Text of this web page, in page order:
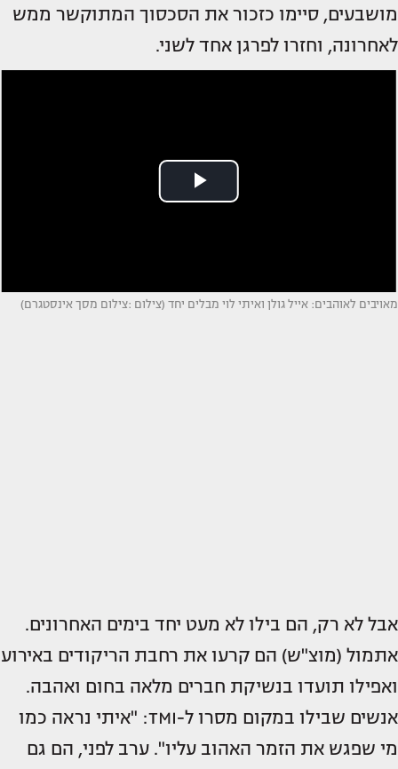
מושבעים, סיימו כזכור את הסכסוך המתוקשר ממש
לאחרונה, וחזרו לפרגן אחד לשני.
מאויבים לאוהבים: אייל גולן ואיתי לוי מבלים יחד (צילום :צילום מסך אינסטגרם)
אבל לא רק, הם בילו לא מעט יחד בימים האחרונים.
אתמול (מוצ"ש) הם קרעו את רחבת הריקודים באירוע
ואפילו תועדו בנשיקת חברים מלאה בחום ואהבה.
אנשים שבילו במקום מסרו ל-TMI: "איתי נראה כמו
מי שפגש את הזמר האהוב עליו". ערב לפני, הם גם